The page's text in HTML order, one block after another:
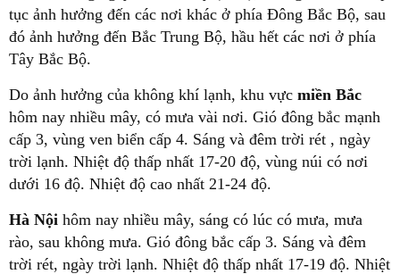
tục ảnh hưởng đến các nơi khác ở phía Đông Bắc Bộ, sau
đó ảnh hưởng đến Bắc Trung Bộ, hầu hết các nơi ở phía
Tây Bắc Bộ.
Do ảnh hưởng của không khí lạnh, khu vực miền Bắc
hôm nay nhiều mây, có mưa vài nơi. Gió đông bắc mạnh
cấp 3, vùng ven biển cấp 4. Sáng và đêm trời rét , ngày
trời lạnh. Nhiệt độ thấp nhất 17-20 độ, vùng núi có nơi
dưới 16 độ. Nhiệt độ cao nhất 21-24 độ.
Hà Nội hôm nay nhiều mây, sáng có lúc có mưa, mưa
rào, sau không mưa. Gió đông bắc cấp 3. Sáng và đêm
trời rét, ngày trời lạnh. Nhiệt độ thấp nhất 17-19 độ. Nhiệt